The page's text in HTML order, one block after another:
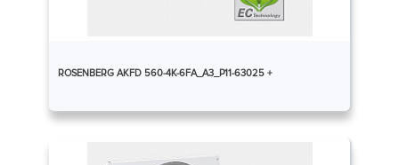
ROSENBERG AKFD 560-4K-6FA_A3_P11-63025 +